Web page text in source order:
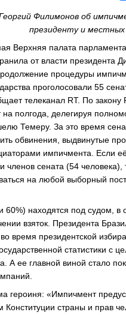
Филимонов об
президенту и местных
Верхняя палата
от власти президента
процедуры
проголосовали 55
телеканал RT. По закону
на полгода, делегируя
Темеру. За это время
обвинения, выдвинутые
импичмента. Если
членов сената (54
на любой выборный
60%) находятся под судом, в
взяток. Президента
время президентской
статистики с
А ее главной виной стало
героиня: «Импичмент
страны и прав